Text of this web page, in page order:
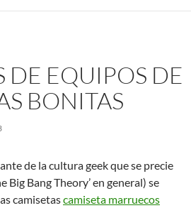
DE EQUIPOS DE
BONITAS
de la cultura geek que se precie
Big Bang Theory’ en general) se
camisetascamiseta marruecos